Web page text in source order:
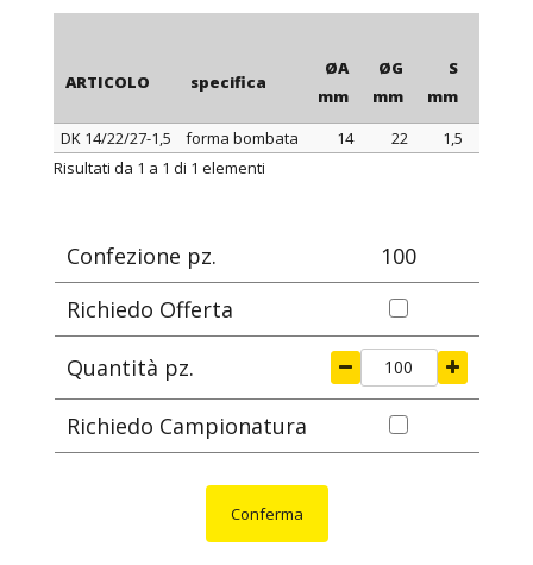
ARTICOLO specifica
ØA
mm
ØG
mm
S
mm
ARTICOLO specifica
DK 14/22/27-1,5 forma bombata 14 22 1,5
Risultati da 1 a 1 di 1 elementi
Confezione pz.
100
Richiedo Offerta
Quantità pz.
Richiedo Campionatura
Conferma